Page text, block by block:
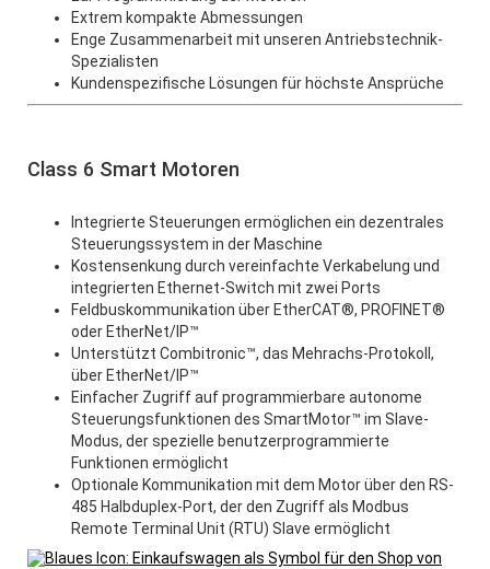
Extrem kompakte Abmessungen
Enge Zusammenarbeit mit unseren Antriebstechnik-
Spezialisten
Kundenspezifische Lösungen für höchste Ansprüche
Class 6 Smart Motoren
Integrierte Steuerungen ermöglichen ein dezentrales
Steuerungssystem in der Maschine
Kostensenkung durch vereinfachte Verkabelung und
integrierten Ethernet-Switch mit zwei Ports
Feldbuskommunikation über EtherCAT®, PROFINET®
oder EtherNet/IP™
Unterstützt Combitronic™, das Mehrachs-Protokoll,
über EtherNet/IP™
Einfacher Zugriff auf programmierbare autonome
Steuerungsfunktionen des SmartMotor™ im Slave-
Modus, der spezielle benutzerprogrammierte
Funktionen ermöglicht
Optionale Kommunikation mit dem Motor über den RS-
485 Halbduplex-Port, der den Zugriff als Modbus
Remote Terminal Unit (RTU) Slave ermöglicht